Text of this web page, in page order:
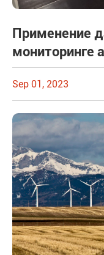
Применение
мониторинге
Sep 01, 2023